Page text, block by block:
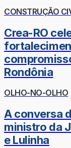
CONSTRUÇÃO
Crea-RO
Rondônia
OLHO-NO-OLHO
A conversa
ministro da
e Lulinha